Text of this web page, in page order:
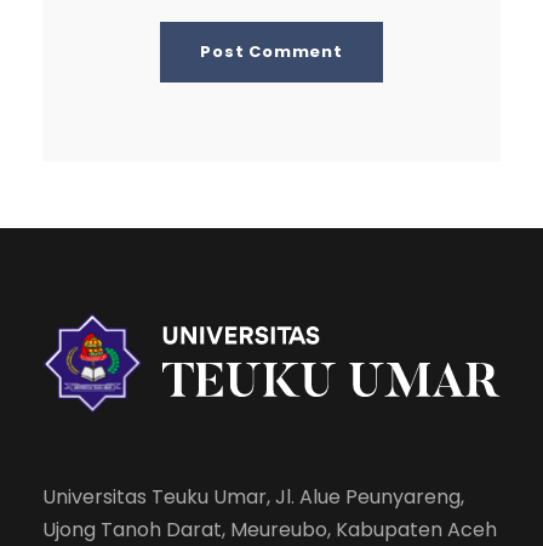
Universitas Teuku Umar, Jl. Alue Peunyareng,
Ujong Tanoh Darat, Meureubo, Kabupaten Aceh